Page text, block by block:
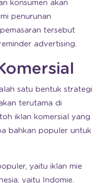
konsumen akan
penurunan
tersebut
advertising.
satu bentuk strategi
terutama di
iklan komersial yang
bahkan populer untuk
yaitu iklan mie
yaitu Indomie.